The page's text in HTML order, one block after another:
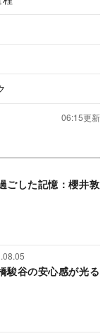
06:15更新
ごした記憶：櫻井敦
駿谷の安心感が光る